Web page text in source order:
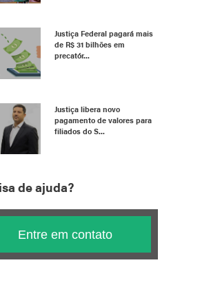
Justiça Federal pagará mais
de R$ 31 bilhões em
precatór...
Justiça libera novo
pagamento de valores para
filiados do S...
de ajuda?
Entre em contato